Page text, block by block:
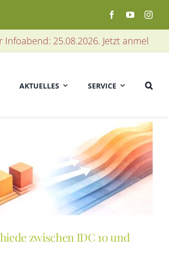
25.08.2026. Jetzt anmelden! •
AKTUELLES SERVICE
zwischen IDC 10 und